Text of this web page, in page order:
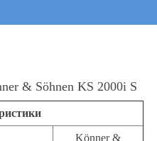
& Söhnen KS 2000i S
Könner &